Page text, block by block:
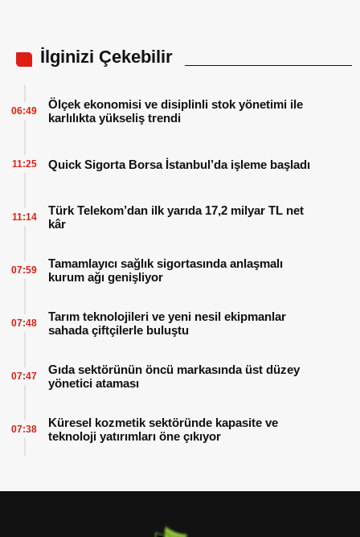
İlginizi Çekebilir
Ölçek ekonomisi ve disiplinli stok yönetimi ile
karlılıkta yükseliş trendi
06:49
Quick Sigorta Borsa İstanbul’da işleme başladı
11:25
Türk Telekom’dan ilk yarıda 17,2 milyar TL net
kâr
11:14
Tamamlayıcı sağlık sigortasında anlaşmalı
kurum ağı genişliyor
07:59
Tarım teknolojileri ve yeni nesil ekipmanlar
sahada çiftçilerle buluştu
07:48
Gıda sektörünün öncü markasında üst düzey
yönetici ataması
07:47
Küresel kozmetik sektöründe kapasite ve
teknoloji yatırımları öne çıkıyor
07:38